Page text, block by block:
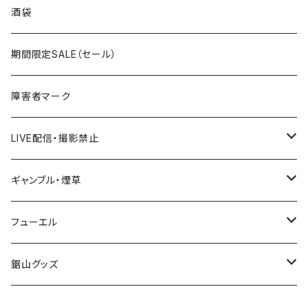
国道600～699号線
国道700～799号線
ROUTE600～699号線
ROUTE700～799号線
ROUTE 100～199号線
ROUTE 600～699号線
ROUTE 700～799号線
ROUTE 0～99号線
ROUTE 100～199号線
ROUTE 600～699号線
ROUTE 700～799号線
岩手県
宮城県
秋田県
Tシャツ
ステッカー
山形県
福島県
茨城県
栃木県
酒袋
期間限定SALE（セール）
障害者マーク
LIVE配信・撮影禁止
LIVE配信禁止
撮影禁止
ギャンブル・煙草
ホテルキーホルダー
たばこ・禁煙ステッカー
フューエル
ステッカー
鋸山グッズ